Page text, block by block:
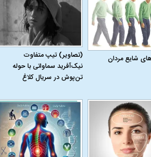
شایع مردان
(تصاویر) تیپ متفاوت
نیک‌آفرید سماواتی با حوله
تن‌پوش در سریال کلاغ
عزاداری ماه محرم در دوران قاجار چگونه
انجام می‌شد؟